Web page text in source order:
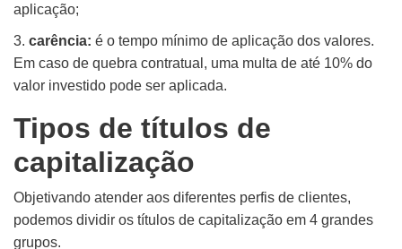
aplicação;
carência: é o tempo mínimo de aplicação dos valores.
Em caso de quebra contratual, uma multa de até 10% do
valor investido pode ser aplicada.
Tipos de títulos de
capitalização
Objetivando atender aos diferentes perfis de clientes,
podemos dividir os títulos de capitalização em 4 grandes
grupos.